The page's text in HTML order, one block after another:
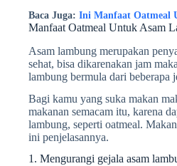
Baca Juga: Ini Manfaat Oatmeal
Manfaat Oatmeal Untuk Asam
Asam lambung merupakan
sehat, bisa dikarenakan jam
lambung bermula dari beberapa
Bagi kamu yang suka makan
makanan semacam itu, karena
lambung, seperti oatmeal.
ini penjelasannya.
1. Mengurangi gejala asam